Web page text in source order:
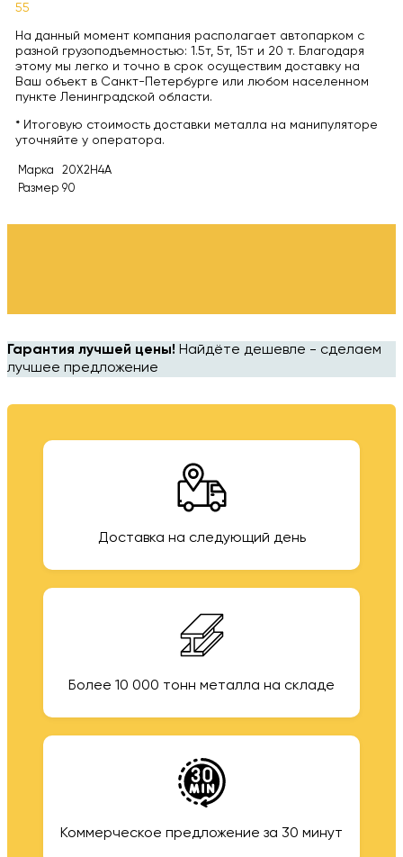
55
На данный момент компания располагает автопарком с
разной грузоподъемностью: 1.5т, 5т, 15т и 20 т. Благодаря
этому мы легко и точно в срок осуществим доставку на
Ваш объект в Санкт-Петербурге или любом населенном
пункте Ленинградской области.
* Итоговую стоимость доставки металла на манипуляторе
уточняйте у оператора.
Марка
20Х2Н4А
Размер 90
Гарантия лучшей цены! Найдёте дешевле - сделаем
лучшее предложение
Доставка на следующий день
Более 10 000 тонн металла на складе
Коммерческое предложение за 30 минут